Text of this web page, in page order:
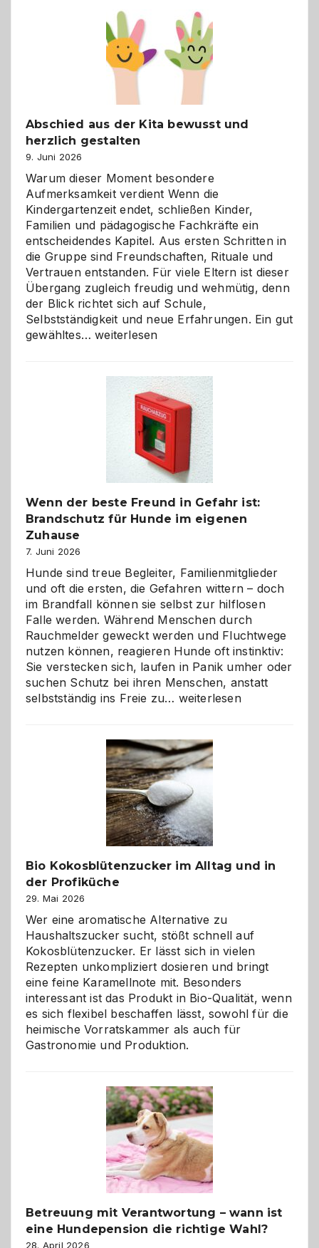
besser
verstehen
Abschied aus der Kita bewusst und
herzlich gestalten
9. Juni 2026
Warum dieser Moment besondere
Aufmerksamkeit verdient Wenn die
Kindergartenzeit endet, schließen Kinder,
Familien und pädagogische Fachkräfte ein
entscheidendes Kapitel. Aus ersten Schritten in
die Gruppe sind Freundschaften, Rituale und
Vertrauen entstanden. Für viele Eltern ist dieser
Übergang zugleich freudig und wehmütig, denn
der Blick richtet sich auf Schule,
Selbstständigkeit und neue Erfahrungen. Ein gut
gewähltes…Abschied
bewusst
herzlich
gestalten
weiterlesen
Wenn der beste Freund in Gefahr ist:
Brandschutz für Hunde im eigenen
Zuhause
7. Juni 2026
Hunde sind treue Begleiter, Familienmitglieder
und oft die ersten, die Gefahren wittern – doch
im Brandfall können sie selbst zur hilflosen
Falle werden. Während Menschen durch
Rauchmelder geweckt werden und Fluchtwege
nutzen können, reagieren Hunde oft instinktiv:
Sie verstecken sich, laufen in Panik umher oder
suchen Schutz bei ihren Menschen, anstatt
selbstständig ins Freie zu… Wenn
Freund
in
Gefahr
ist:
Brandschutz
für
Hunde
eigenen
weiterlesen
Bio Kokosblütenzucker im Alltag und in
der Profiküche
29. Mai 2026
Wer eine aromatische Alternative zu
Haushaltszucker sucht, stößt schnell auf
Kokosblütenzucker. Er lässt sich in vielen
Rezepten unkompliziert dosieren und bringt
eine feine Karamellnote mit. Besonders
interessant ist das Produkt in Bio-Qualität, wenn
es sich flexibel beschaffen lässt, sowohl für die
heimische Vorratskammer als auch für
Gastronomie und Produktion.
Betreuung mit Verantwortung – wann ist
eine Hundepension die richtige Wahl?
28. April 2026